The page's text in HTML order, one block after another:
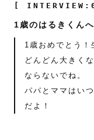
[
1歳のはるきくん
1歳おめでとう！
どんどん大きく
ならないでね。
パパとママはい
だよ！